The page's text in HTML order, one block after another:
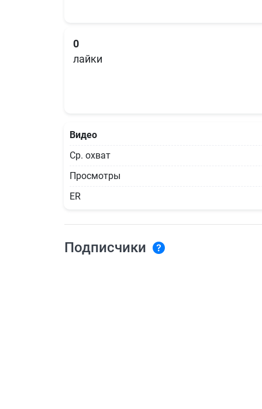
0
лайки
Видео
Ср. охват
Просмотры
ER
Подписчики